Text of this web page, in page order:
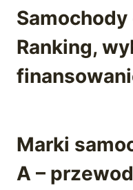
Ranking,
Marki
A –